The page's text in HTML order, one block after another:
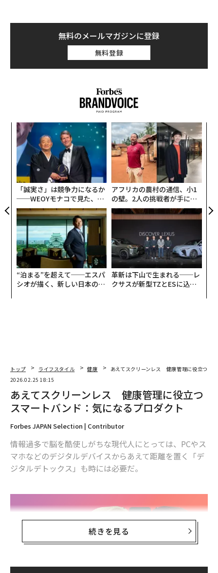
無料のメールマガジンに登録
無料登録
「誠実さ」は競争力になるか
──WEOYモナコで見た、く
ら寿司の経営哲学
アフリカの農村の通信、小1
の壁。2人の挑戦者が手にし
た「次なる武器」
“泊まる”を超えて──エスパ
シオが描く、新しい日本のラ
革新は下山で生まれる──レ
クサスが新型TZとESに込め
トップ ライフスタイル 健康
あえてスクリーンレス 健康管理に役立つス
2026.02.25 18:15
あえてスクリーンレス 健康管理に役立つ
スマートバンド：気になるプロダクト
Forbes JAPAN Selection | Contributor
情報過多で脳を酷使しがちな現代人にとっては、PCやス
マホなどのデジタルデバイスからあえて距離を置く「デ
ジタルデトックス」も時には必要だ。
続きを見る